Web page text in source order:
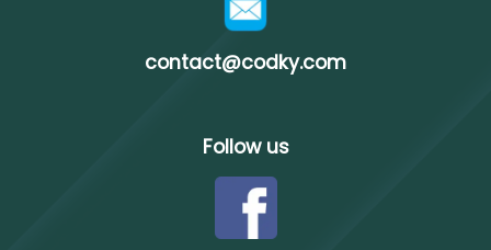
contact@codky.com
Follow us